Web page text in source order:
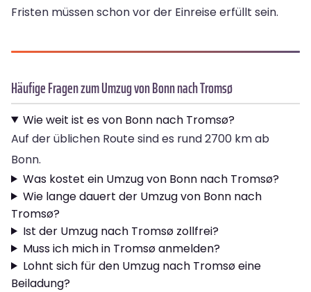
Fristen müssen schon vor der Einreise erfüllt sein.
Häufige Fragen zum Umzug von Bonn nach Tromsø
Wie weit ist es von Bonn nach Tromsø?
Auf der üblichen Route sind es rund 2700 km ab
Bonn.
Was kostet ein Umzug von Bonn nach Tromsø?
Wie lange dauert der Umzug von Bonn nach
Tromsø?
Ist der Umzug nach Tromsø zollfrei?
Muss ich mich in Tromsø anmelden?
Lohnt sich für den Umzug nach Tromsø eine
Beiladung?